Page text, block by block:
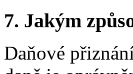
7. Jakým
Daňové